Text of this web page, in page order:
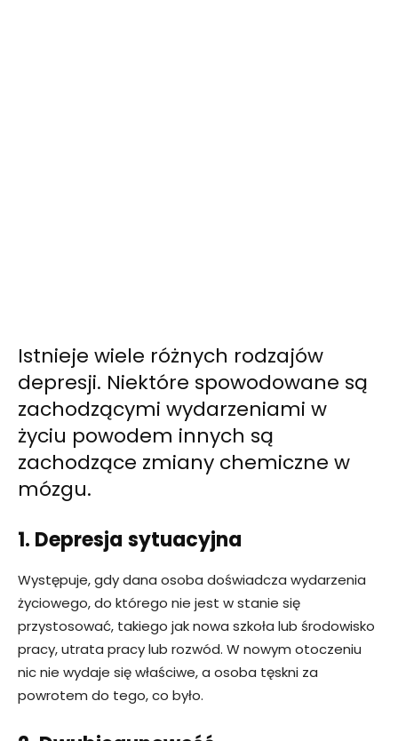
Istnieje wiele różnych rodzajów
depresji. Niektóre spowodowane są
zachodzącymi wydarzeniami w
życiu powodem innych są
zachodzące zmiany chemiczne w
mózgu.
1. Depresja sytuacyjna
Występuje, gdy dana osoba doświadcza wydarzenia
życiowego, do którego nie jest w stanie się
przystosować, takiego jak nowa szkoła lub środowisko
pracy, utrata pracy lub rozwód. W nowym otoczeniu
nic nie wydaje się właściwe, a osoba tęskni za
powrotem do tego, co było.